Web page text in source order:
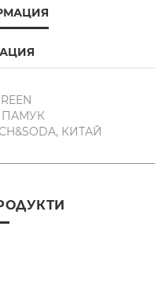
ПАМУК
КИТАЙ